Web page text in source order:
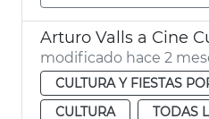
modificado hace 2
CULTURA Y FIESTAS
CULTURA
TODAS